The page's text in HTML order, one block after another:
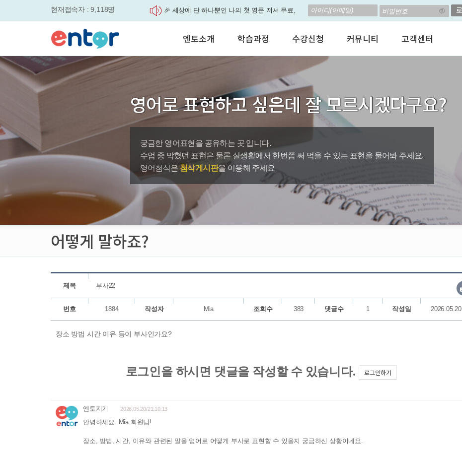
현재접속자 : 9,118명
🎉 세상에 단 하나뿐인 나의 첫 영문 저서 무료,
'Story Me' 오픈이벤트
실력을 동시에 잡으세요
원터치 스케줄관리로 결석 없는 수업을 진행하
영자신문이 개인 맞춤형 뉴스로 놀랍게 개편 되
었습니다.
엔토영어 학습앱 '지원이'가 회원님의 개인비서
로 다시 태어났습니다.
학습도우미 G1
서비스안내
회사소개
성인영어회화
비즈니스영어
인터뷰영어
수업교재안내
수강료안내
자율수강신청
AI 수강신청
그룹수업신청
AI뉴스룸
퀘스트랭킹 🏆
멤버쉽 안내
엔토소개 학습과정 수강신청 커뮤니티 고객센터
영어로 표현하고 싶은데 잘 모르시겠다구요?
궁금한 영어표현을 공유하는 곳 입니다.
수업 중 막혔던 표현은 물론 실생활에서 한번쯤 써 먹을 수 있는 표현을 물어봐 주세요.
영어첨삭은 첨삭게시판을 이용해 주세요
어떻게 말하죠?
제목 부사22
번호 1884 작성자 Mia 조회수 383 댓글수 1 작성일 2026.05.20
장소 방법 시간 이유 등이 부사인가요?